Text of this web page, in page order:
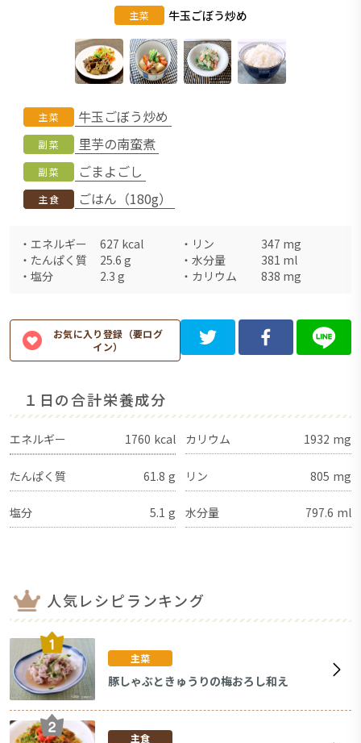
主菜 牛玉ごぼう炒め
主菜 牛玉ごぼう炒め
副菜 里芋の南蛮煮
副菜 ごまよごし
主食 ごはん（180g）
・ エネルギー 627 kcal ・ リン 347 mg
・ たんぱく質 25.6 g ・ 水分量 381 ml
・ 塩分 2.3 g ・ カリウム 838 mg
お気に入り登録（要ログ
イン）
１日の合計栄養成分
エネルギー 1760 kcal カリウム 1932 mg
たんぱく質 61.8 g リン 805 mg
塩分 5.1 g 水分量 797.6 ml
人気レシピランキング
主菜
豚しゃぶときゅうりの梅おろし和え
主食